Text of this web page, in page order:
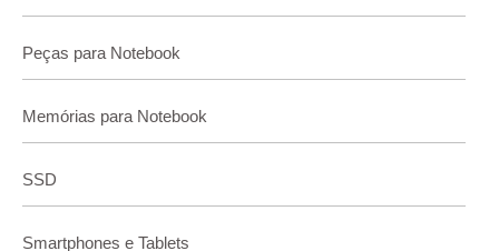
Peças para Notebook
Memórias para Notebook
SSD
Smartphones e Tablets